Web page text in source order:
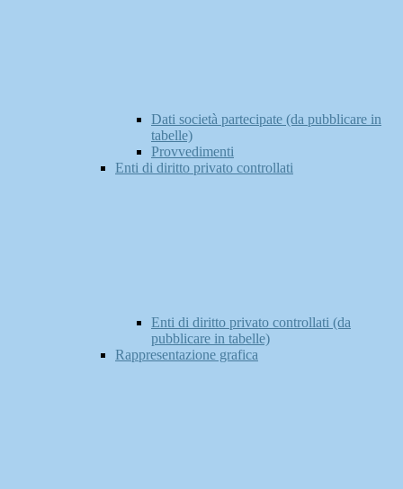
Dati società partecipate (da pubblicare in
tabelle)
Provvedimenti
Enti di diritto privato controllati
Enti di diritto privato controllati (da
pubblicare in tabelle)
Rappresentazione grafica